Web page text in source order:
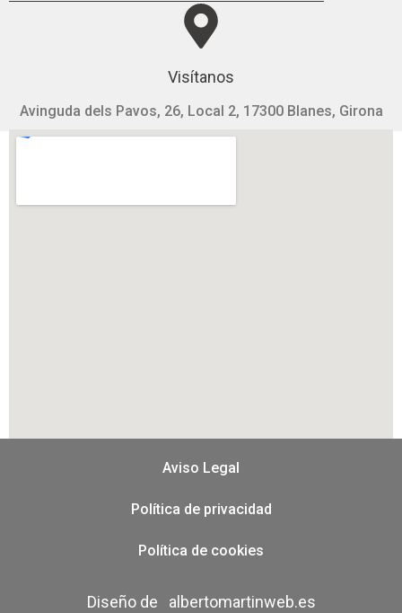
Visítanos
Avinguda dels Pavos, 26, Local 2, 17300 Blanes, Girona
Aviso Legal
Política de privacidad
Política de cookies
Diseño de albertomartinweb.es